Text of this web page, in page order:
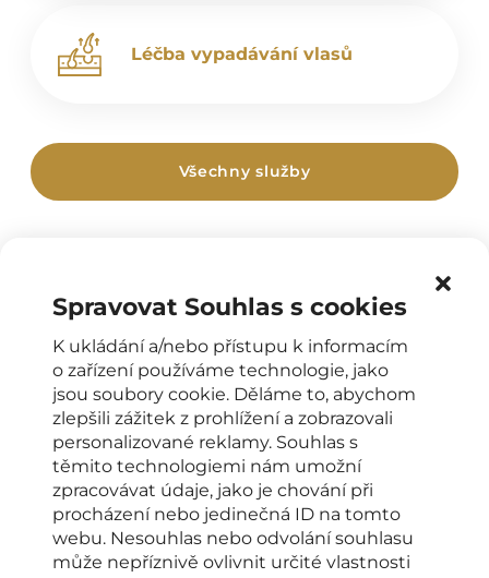
Spravovat Souhlas s cookies
K ukládání a/nebo přístupu k informacím
o zařízení používáme technologie, jako
jsou soubory cookie. Děláme to, abychom
zlepšili zážitek z prohlížení a zobrazovali
personalizované reklamy. Souhlas s
těmito technologiemi nám umožní
zpracovávat údaje, jako je chování při
procházení nebo jedinečná ID na tomto
webu. Nesouhlas nebo odvolání souhlasu
může nepříznivě ovlivnit určité vlastnosti
Léčba vypadávání vlasů
Všechny služby
OTEVÍRACÍ DOBA
Klinika Élysée Esthetic
PO–PÁ: od 8:00 do 16:00 hodin
KONTAKTY PRO KLIENTY
+420 222 266 206